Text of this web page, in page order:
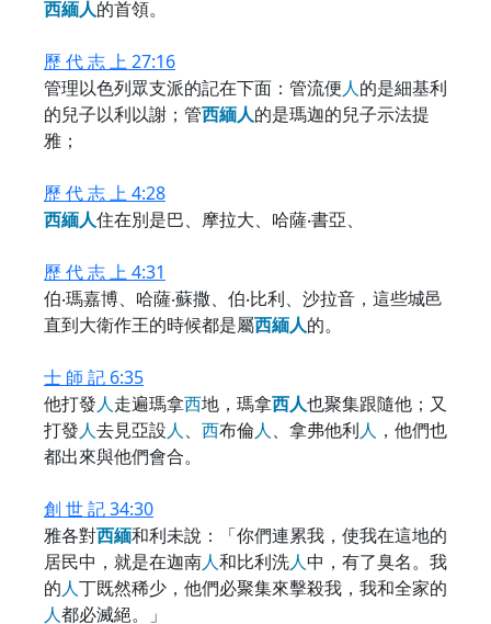
西緬人的首領。
歷 代 志 上 27:16
管理以色列眾支派的記在下面：管流便人的是細基利
的兒子以利以謝；管西緬人的是瑪迦的兒子示法提
雅；
歷 代 志 上 4:28
西緬人住在別是巴、摩拉大、哈薩‧書亞、
歷 代 志 上 4:31
伯‧瑪嘉博、哈薩‧蘇撒、伯‧比利、沙拉音，這些城邑
直到大衛作王的時候都是屬西緬人的。
士 師 記 6:35
他打發人走遍瑪拿西地，瑪拿西人也聚集跟隨他；又
打發人去見亞設人、 西布倫人、拿弗他利人 ，他們也
都出來與他們會合。
創 世 記 34:30
雅各對西緬和利未說：「你們連累我，使我在這地的
居民中，就是在迦南人和比利洗人中，有了臭名。我
的人丁既然稀少，他們必聚集來擊殺我，我和全家的
人都必滅絕。」